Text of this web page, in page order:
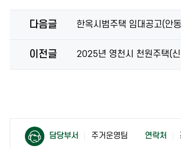
다음글 한옥시범주택 임대공고(안
이전글 2025년 영천시 천원주택(
컨
담당부서 주거운영팀 연락처